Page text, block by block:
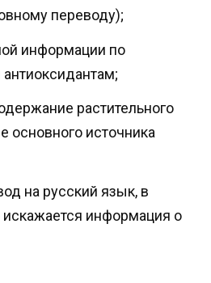
переводу);
информации по
растительного
основного источника
на русский язык, в
искажается информация о